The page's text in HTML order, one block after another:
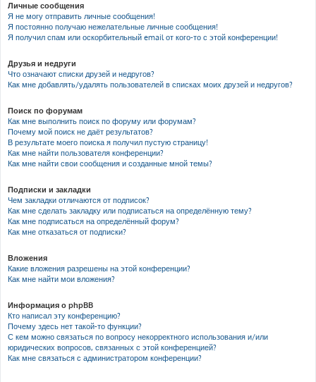
Личные сообщения
Я не могу отправить личные сообщения!
Я постоянно получаю нежелательные личные сообщения!
Я получил спам или оскорбительный email от кого-то с этой конференции!
Друзья и недруги
Что означают списки друзей и недругов?
Как мне добавлять/удалять пользователей в списках моих друзей и недругов?
Поиск по форумам
Как мне выполнить поиск по форуму или форумам?
Почему мой поиск не даёт результатов?
В результате моего поиска я получил пустую страницу!
Как мне найти пользователя конференции?
Как мне найти свои сообщения и созданные мной темы?
Подписки и закладки
Чем закладки отличаются от подписок?
Как мне сделать закладку или подписаться на определённую тему?
Как мне подписаться на определённый форум?
Как мне отказаться от подписки?
Вложения
Какие вложения разрешены на этой конференции?
Как мне найти мои вложения?
Информация о phpBB
Кто написал эту конференцию?
Почему здесь нет такой-то функции?
С кем можно связаться по вопросу некорректного использования и/или
юридических вопросов, связанных с этой конференцией?
Как мне связаться с администратором конференции?